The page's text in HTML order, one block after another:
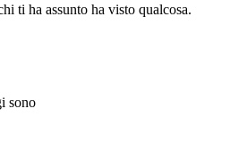
ti ha assunto ha visto qualcosa.
sono